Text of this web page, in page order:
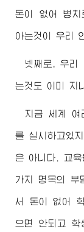
돈이 없어 병
아는것이 우리
넷째로, 우리
는것도 이미 지
지금 세계 여
를 실시하고있
은 아니다. 교
가지 명목의 부
서 돈이 없어
으면 안되고 학